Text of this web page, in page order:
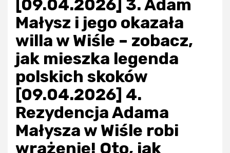
[09.04.2026] 3. Adam
Małysz i jego okazała
willa w Wiśle – zobacz,
jak mieszka legenda
polskich skoków
[09.04.2026] 4.
Rezydencja Adama
Małysza w Wiśle robi
wrażenie! Oto, jak